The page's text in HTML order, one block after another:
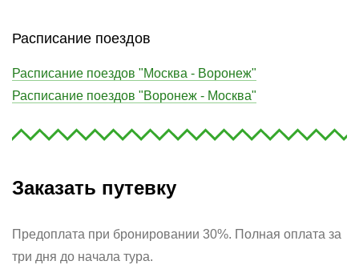
Расписание поездов
Расписание поездов "Москва - Воронеж"
Расписание поездов "Воронеж - Москва"
Заказать путевку
Предоплата при бронировании 30%. Полная оплата за
три дня до начала тура.